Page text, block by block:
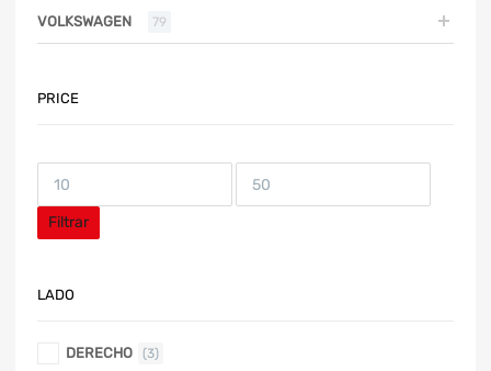
VOLKSWAGEN 79
PRICE
Filtrar
LADO
DERECHO (3)